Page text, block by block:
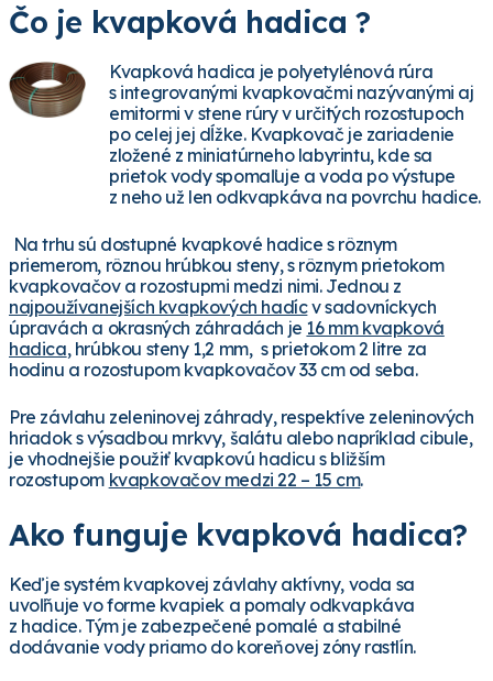
Čo je kvapková hadica ?
Kvapková hadica je polyetylénová rúra
s integrovanými kvapkovačmi nazývanými aj
emitormi v stene rúry v určitých rozostupoch
po celej jej dĺžke. Kvapkovač je zariadenie
zložené z miniatúrneho labyrintu, kde sa
prietok vody spomaľuje a voda po výstupe
z neho už len odkvapkáva na povrchu hadice.
Na trhu sú dostupné kvapkové hadice s rôznym
priemerom, rôznou hrúbkou steny, s rôznym prietokom
kvapkovačov a rozostupmi medzi nimi. Jednou z
najpoužívanejších kvapkových hadícv sadovníckych
úpravách a okrasných záhradách je 16 mm kvapková
hadica, hrúbkou steny 1,2 mm, s prietokom 2 litre za
hodinu a rozostupom kvapkovačov 33 cm od seba.
Pre závlahu zeleninovej záhrady, respektíve zeleninových
hriadok s výsadbou mrkvy, šalátu alebo napríklad cibule,
je vhodnejšie použiť kvapkovú hadicu s bližším
rozostupom kvapkovačov medzi 22 – 15 cm.
Ako funguje kvapková hadica?
Keď je systém kvapkovej závlahy aktívny, voda sa
uvoľňuje vo forme kvapiek a pomaly odkvapkáva
z hadice. Tým je zabezpečené pomalé a stabilné
dodávanie vody priamo do koreňovej zóny rastlín.